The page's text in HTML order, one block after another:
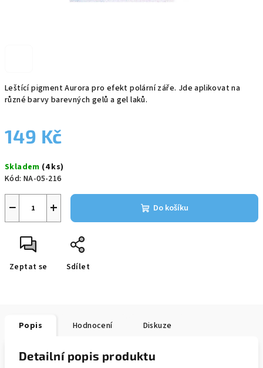
Leštící pigment Aurora pro efekt polární záře. Jde aplikovat na
různé barvy barevných gelů a gel laků.
149 Kč
cena:
Skladem (4 ks)
Kód: NA-05-216
+
− Do košíku
Zeptat se Sdílet
Popis Hodnocení Diskuze
Detailní popis produktu